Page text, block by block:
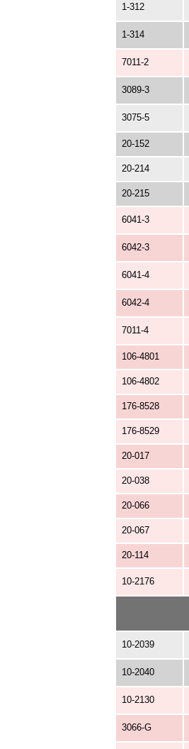
1-312
1-314
7011-2
3089-3
3075-5
20-152
20-214
20-215
6041-3
6042-3
6041-4
6042-4
7011-4
106-4801
106-4802
176-8528
176-8529
20-017
20-038
20-066
20-067
20-114
10-2176
10-2039
10-2040
10-2130
3066-G